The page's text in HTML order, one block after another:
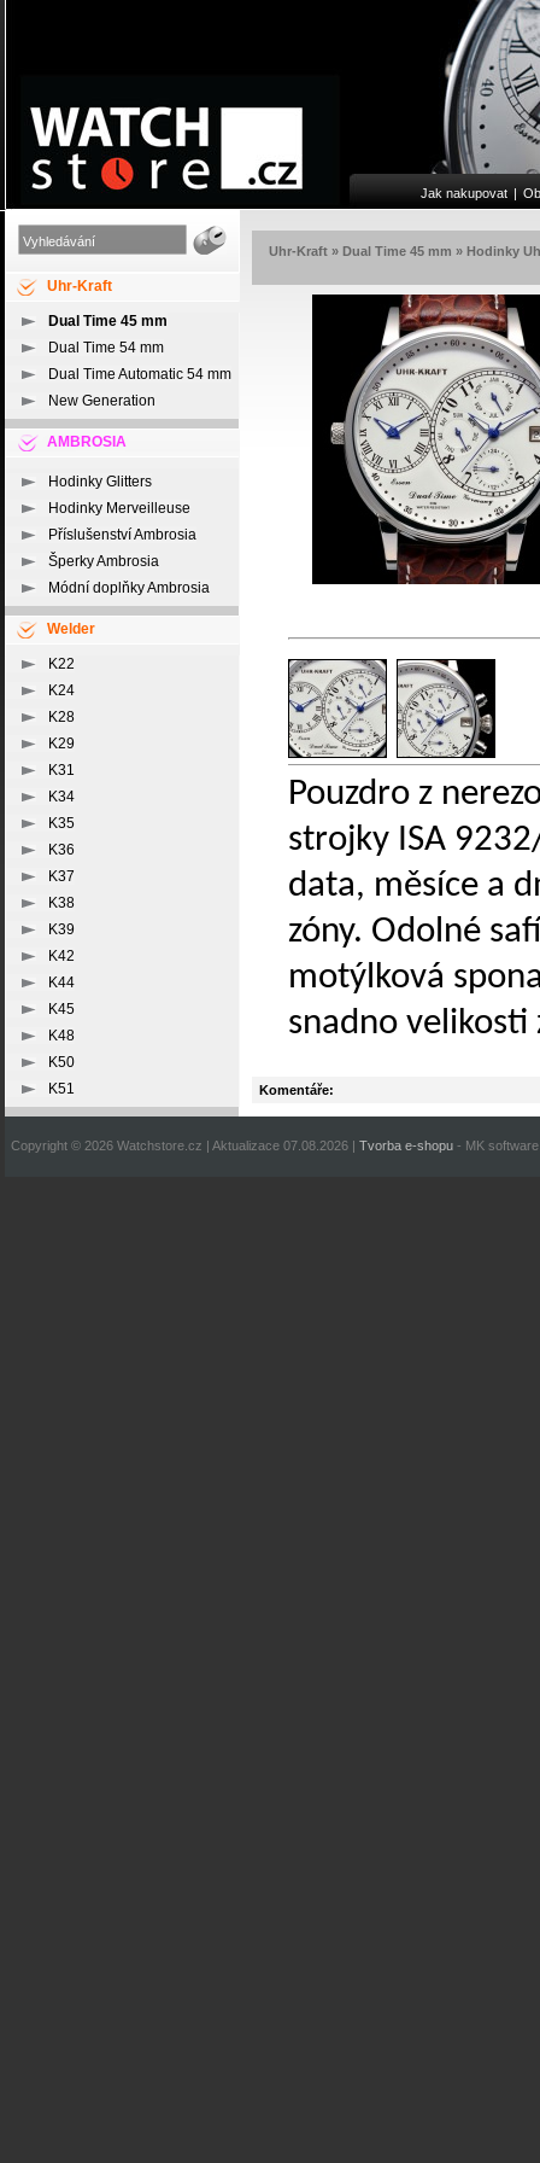
Jak nakupovat |
Uhr-Kraft
Dual Time 45 mm
Dual Time 54 mm
Dual Time Automatic 54 mm
New Generation
AMBROSIA
Hodinky Glitters
Hodinky Merveilleuse
Příslušenství Ambrosia
Šperky Ambrosia
Módní doplňky Ambrosia
Welder
K22
K24
K28
K29
K31
K34
K35
K36
K37
K38
K39
K42
K44
K45
K48
K50
K51
Uhr-Kraft » Dual Time 45 mm » Hodinky
Pouzdro z
strojky ISA
data, měsíce a
zóny. Odolné
motýlková
snadno
Komentáře:
Copyright © 2026 Watchstore.cz | Aktualizace 07.08.2026 | Tvorba e-shopu - MK